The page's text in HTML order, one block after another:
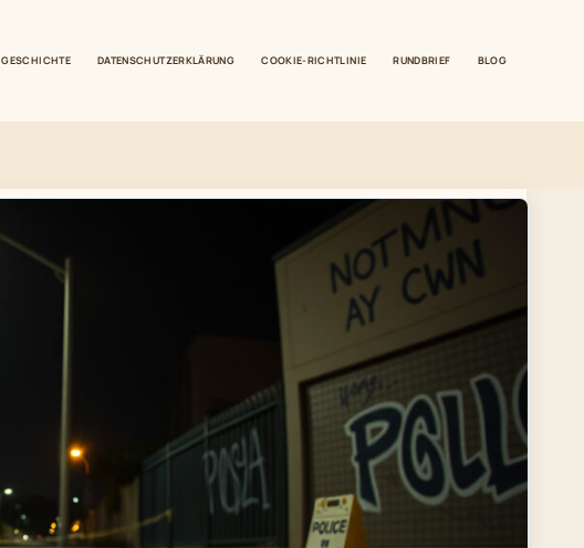
GESCHICHTE DATENSCHUTZERKLÄRUNG COOKIE-RICHTLINIE RUNDBRIEF BLOG